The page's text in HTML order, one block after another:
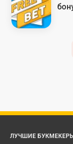
ЛУЧШИЕ